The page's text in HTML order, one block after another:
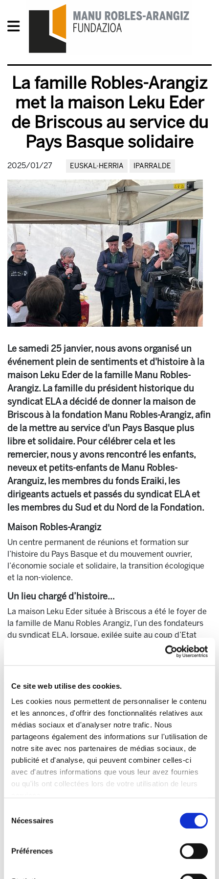
Ce site web utilise des cookies.
Les cookies nous permettent de personnaliser le contenu
et les annonces, d'offrir des fonctionnalités relatives aux
médias sociaux et d'analyser notre trafic. Nous
partageons également des informations sur l'utilisation de
notre site avec nos partenaires de médias sociaux, de
publicité et d'analyse, qui peuvent combiner celles-ci
avec d'autres informations que vous leur avez fournies
ou qu'ils ont collectées lors de votre utilisation de leurs
Nécessaires
Préférences
La famille Robles-Arangiz
met la maison Leku Eder
de Briscous au service du
Pays Basque solidaire
2025/01/27 EUSKAL-HERRIA IPARRALDE
Le samedi 25 janvier, nous avons organisé un
événement plein de sentiments et d'histoire à la
maison Leku Eder de la famille Manu Robles-
Arangiz. La famille du président historique du
syndicat ELA a décidé de donner la maison de
Briscous à la fondation Manu Robles-Arangiz, afin
de la mettre au service d'un Pays Basque plus
libre et solidaire. Pour célébrer cela et les
remercier, nous y avons rencontré les enfants,
neveux et petits-enfants de Manu Robles-
Aranguiz, les membres du fonds Eraiki, les
dirigeants actuels et passés du syndicat ELA et
les membres du Sud et du Nord de la Fondation.
Maison Robles-Arangiz
Un centre permanent de réunions et formation sur
l’histoire du Pays Basque et du mouvement ouvrier,
l’économie sociale et solidaire, la transition écologique
et la non-violence.
Un lieu chargé d’histoire…
La maison Leku Eder située à Briscous a été le foyer de
la famille de Manu Robles Arangiz, l’un des fondateurs
du syndicat ELA, lorsque, exilée suite au coup d’Etat
franquiste, elle s’est installée en Iparralde. Chargée
d’histoire, elle a été un lieu d’accueil et de résistance
réputée fréquentée par de nombreuses personnalités,
culturel basque.
Refusant de voir leur maison risquer de se retrouver un
jour sur le marché spéculatif et souhaitant qu’elle serve
l’intérêt général et la construction d’un Pays Basque
plus libre et solidaire, les héritiers de Manu Robles
Arangiz l’ont transmise à la Fondation Manu Robles
Arangiz, ce qui a été rendu possible par un legs au fonds
…au service d’un territoire laboratoire
Cette maison sera aménagée, suite à des travaux de
rénovation, en centre permanent de réunions et de